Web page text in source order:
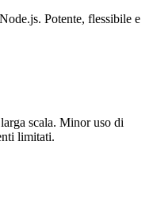
Potente, flessibile e
scala. Minor uso di
limitati.